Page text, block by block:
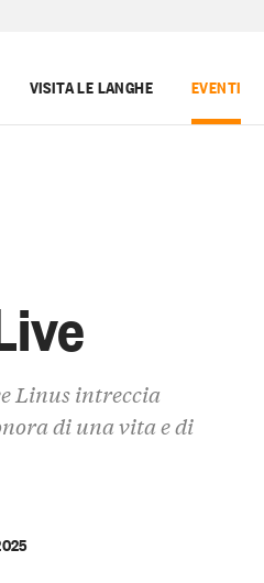
VISITA LE LANGHE EVENTI
Linus intreccia
di una vita e di